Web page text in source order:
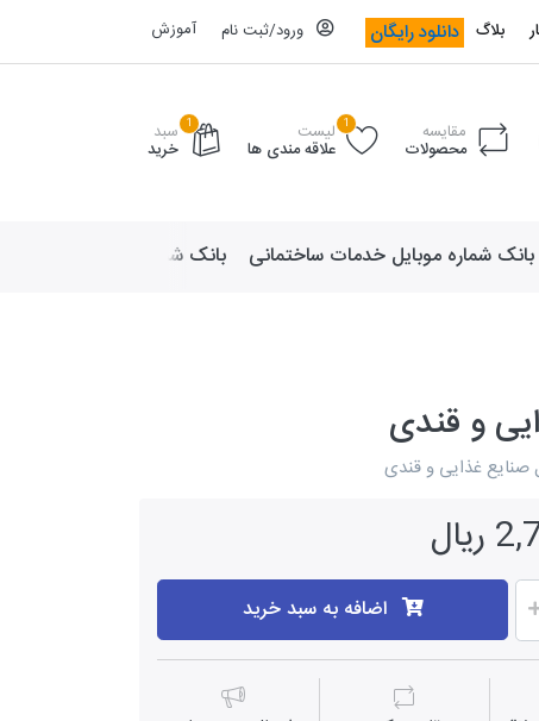
بلاگ دانلود رایگان ورود/ثبت نام آموزش
مقایسه
محصولات
1 لیست
علاقه مندی ها
1 سبد
خرید
بانک شماره موبایل خدمات ساختمانی بانک شماره موبایل لوازم
و قندی
صنایع غذایی و قندی
اضافه به سبد خرید